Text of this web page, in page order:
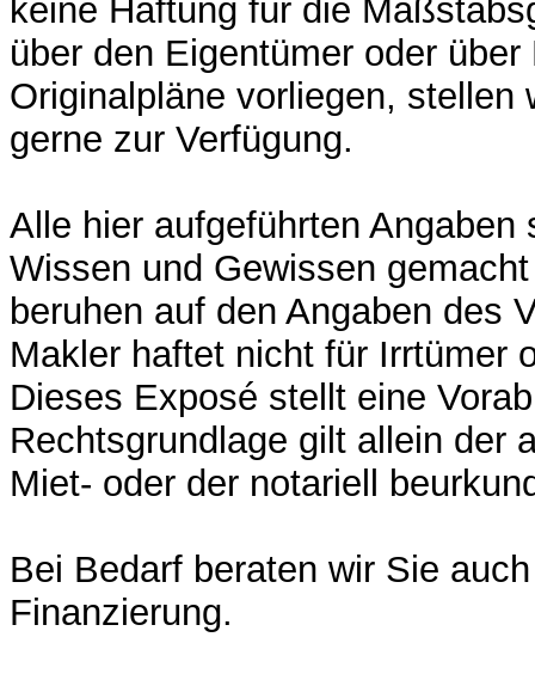
keine Haftung für die
über den Eigentümer oder
Originalpläne vorliegen, stellen
gerne zur Verfügung.
Alle hier aufgeführten Angaben
Wissen und Gewissen
beruhen auf den Angaben des
Makler haftet nicht für Irrtümer
Dieses Exposé stellt eine
Rechtsgrundlage gilt allein der
Miet- oder der notariell
Bei Bedarf beraten wir Sie
Finanzierung.